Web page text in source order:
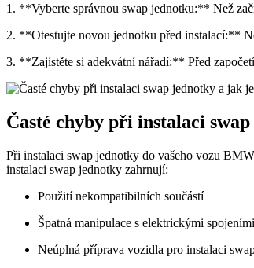
1. **Vyberte správnou swap jednotku:** Než
2. **Otestujte novou jednotku před instalací:**
3. **Zajistěte si adekvátní nářadí:** Před
Časté chyby při instalaci
Při instalaci swap jednotky do vašeho vozu
instalaci swap jednotky zahrnují:
Použití nekompatibilních součástí
Špatná manipulace s elektrickými spojeními
Neúplná příprava vozidla pro instalaci